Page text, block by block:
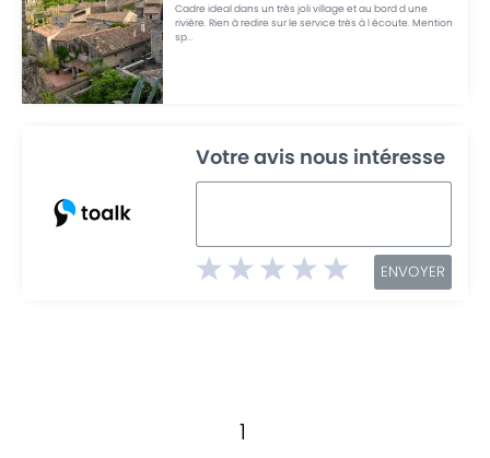
Cadre ideal dans un très joli village et au bord d une
rivière. Rien à redire sur le service très à l écoute. Mention
sp...
Votre avis nous intéresse
ENVOYER
1